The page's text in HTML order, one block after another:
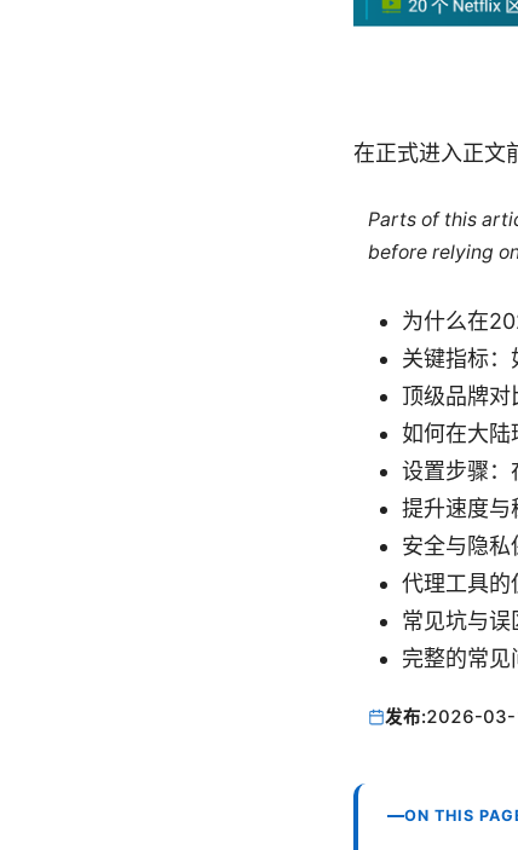
在正式进入正文
Parts of this
before relying
为什么在
关键指标：
顶级品牌对
如何在大陆
设置步骤：
提升速度与
安全与隐私
代理工具的
常见坑与误
完整的常见
发布:2026-03-
ON THIS